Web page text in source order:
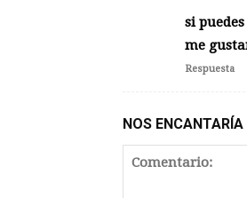
si
me
Respuesta
NOS